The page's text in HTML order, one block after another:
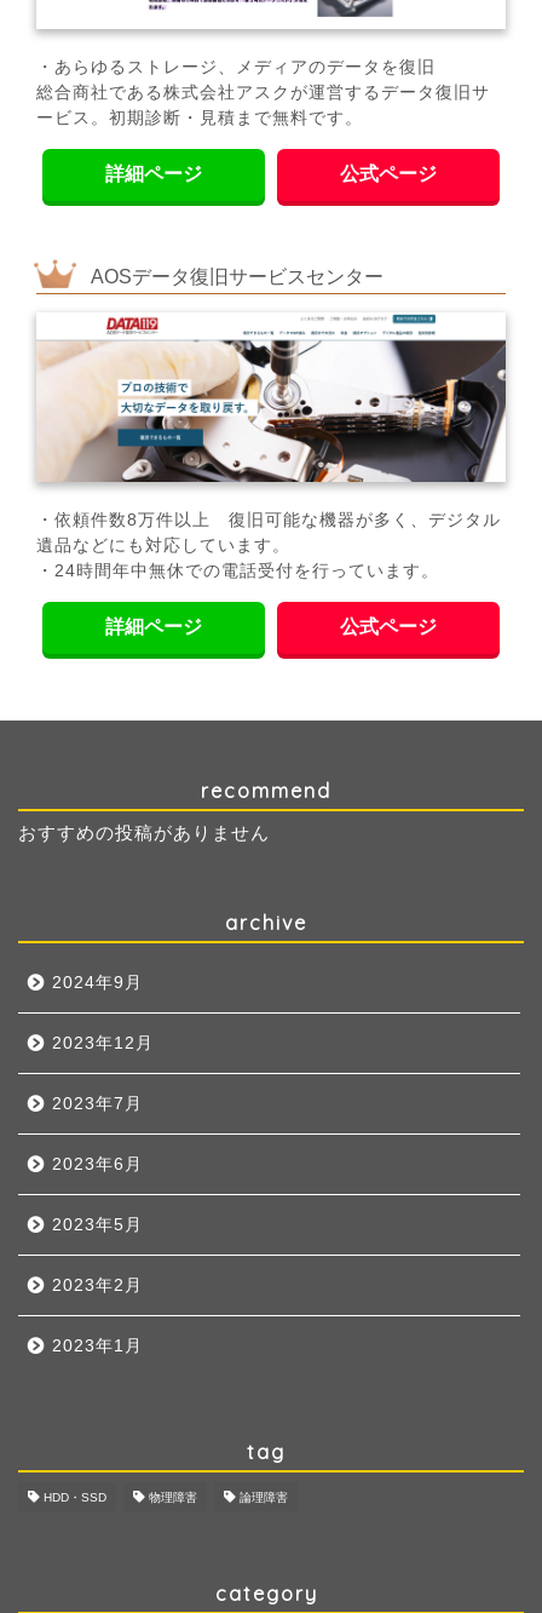
・あらゆるストレージ、メディアのデータを復旧
総合商社である株式会社アスクが運営するデータ復旧サ
ービス。初期診断・見積まで無料です。
詳細ページ 公式ページ
AOSデータ復旧サービスセンター
・依頼件数8万件以上 復旧可能な機器が多く、デジタル
遺品などにも対応しています。
・24時間年中無休での電話受付を行っています。
詳細ページ 公式ページ
recommend
おすすめの投稿がありません
archive
2024年9月
2023年12月
2023年7月
2023年6月
2023年5月
2023年2月
2023年1月
tag
HDD・SSD 物理障害 論理障害
category